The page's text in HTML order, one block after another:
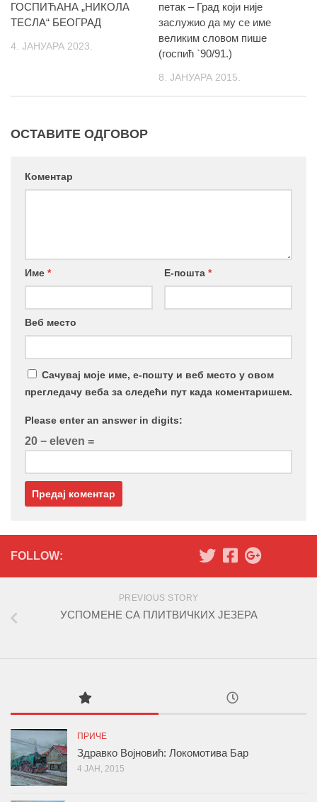
ГОСПИЋАНА „НИКОЛА
ТЕСЛА“ БЕОГРАД
4. ЈАНУАРА 2023.
петак – Град који није
заслужио да му се име
великим словом пише
(госпић `90/91.)
8. ЈАНУАРА 2015.
ОСТАВИТЕ ОДГОВОР
Коментар
Име * Е-пошта *
Веб место
Сачувај моје име, е-пошту и веб место у овом
прегледачу веба за следећи пут када коментаришем.
Please enter an answer in digits:
20 − eleven =
FOLLOW:
PREVIOUS STORY
УСПОМЕНЕ СА ПЛИТВИЧКИХ ЈЕЗЕРА
ПРИЧЕ
Здравко Војновић: Локомотива Бар
4 ЈАН, 2015